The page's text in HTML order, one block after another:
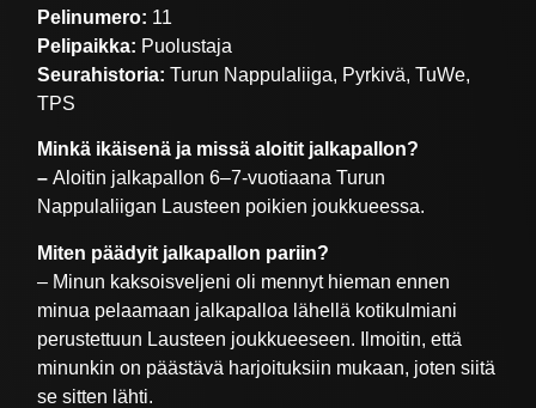
Pelinumero: 11
Pelipaikka: Puolustaja
Seurahistoria:Turun Nappulaliiga, Pyrkivä, TuWe,
TPS
Minkä ikäisenä ja missä aloitit jalkapallon?
–Aloitin jalkapallon 6–7-vuotiaana Turun
Nappulaliigan Lausteen poikien joukkueessa.
Miten päädyit jalkapallon pariin?
– Minun kaksoisveljeni oli mennyt hieman ennen
minua pelaamaan jalkapalloa lähellä kotikulmiani
perustettuun Lausteen joukkueeseen. Ilmoitin, että
minunkin on päästävä harjoituksiin mukaan, joten siitä
se sitten lähti.